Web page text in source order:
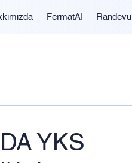
FermatAI Randevu
YKS